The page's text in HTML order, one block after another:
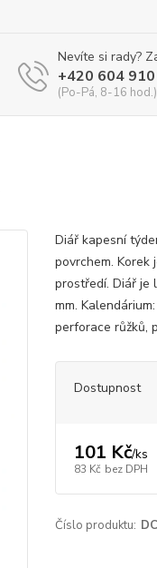
Nevíte si rady?
+420 604
(Po-Pá, 8-16 hod.)
Diář kapesní
povrchem. Korek
prostředí. Diář je
mm.
perforace růžků,
Dostupnost
101 Kč/ks
83 Kč bez DPH
Číslo produktu: